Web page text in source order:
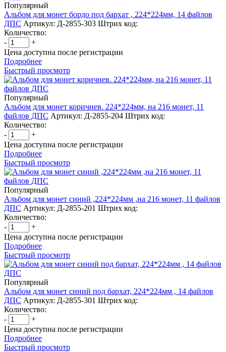
Популярный
Альбом для монет бордо под бархат , 224*224мм, 14 файлов
ДПС Артикул: Д-2855-303 Штрих код:
Количество:
-
+
Цена доступна после регистрации
Подробнее
Быстрый просмотр
Популярный
Альбом для монет коричнев. 224*224мм, на 216 монет, 11
файлов ДПС Артикул: Д-2855-204 Штрих код:
Количество:
-
+
Цена доступна после регистрации
Подробнее
Быстрый просмотр
Популярный
Альбом для монет синий ,224*224мм ,на 216 монет, 11 файлов
ДПС Артикул: Д-2855-201 Штрих код:
Количество:
-
+
Цена доступна после регистрации
Подробнее
Быстрый просмотр
Популярный
Альбом для монет синий под бархат, 224*224мм , 14 файлов
ДПС Артикул: Д-2855-301 Штрих код:
Количество:
-
+
Цена доступна после регистрации
Подробнее
Быстрый просмотр